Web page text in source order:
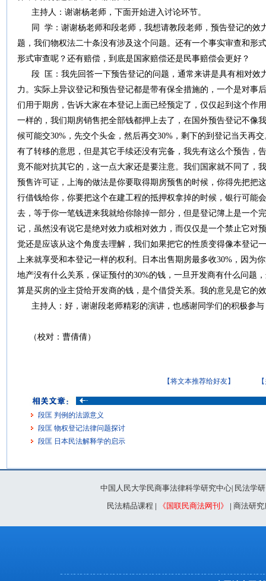
主持人：谢谢杨老师，下面开始进入讨论环节。
同 学：谢谢杨老师和段老师，我想请教段老师，预告登记的效
题，我们物权法二十条没有涉及这个问题。还有一个事实审查和形
形式审查呢？还有赔偿，到底是国家赔偿还是民事赔偿会更好？
段 匡：我先回答一下预告登记的问题，通常来讲是具有相对效
力。实际上异议登记和预告登记都是带有保全措施的，一个是对事
们用于期房，告诉大家在本登记上面已经预定了，仅仅起到这个作
一样的，我们期房销售把全部钱都押上去了，在国外预告登记不像
候可能交30%，先交个头金，然后再交30%，剩下的到登记当天再
有了转移的意思，但是其它手续还没有完备，我先有这么个预告，
竟不能对抗其它的，这一点大家还是要注意。我们国家就不同了，
预售许可证，上海的做法是你要取得期房预售的时候，你得先把把
行借钱给你，你要把这个在建工程的抵押权拿掉的时候，银行可能
去，等于你一笔钱进来我就给你除掉一部分，但是登记簿上是一个
记，虽然没有说它是绝对效力或相对效力，而仅仅是一个禁止它对
觉还是应该从这个角度去理解，我们如果把它的性质变得像本登记
上来就享受和本登记一样的权利。日本出售期房最多收30%，因为
地产没有什么关系，保证预付的30%的钱，一旦开发商有什么问题
算是买房的业主贷给开发商的钱，是个借贷关系。我的意见是它的
主持人：好，谢谢段老师精彩的演讲，也感谢同学们的积极参与
（校对：曹倩倩）
【将文本推荐给好友】
段匡 判例的法源意义
段匡 物权登记法律问题探讨
段匡 日本民法解释学的启示
中国人民大学民商事法律科学研究中心| 民法学
民法精品课程 | 《国联民商法网刊》 | 商法研究